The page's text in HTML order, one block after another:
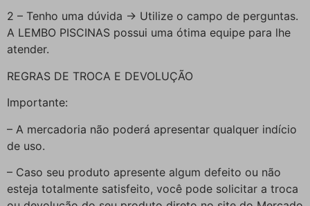
2 – Tenho uma dúvida -> Utilize o campo de perguntas.
A LEMBO PISCINAS possui uma ótima equipe para lhe
atender.
REGRAS DE TROCA E DEVOLUÇÃO
Importante:
– A mercadoria não poderá apresentar qualquer indício
de uso.
– Caso seu produto apresente algum defeito ou não
esteja totalmente satisfeito, você pode solicitar a troca